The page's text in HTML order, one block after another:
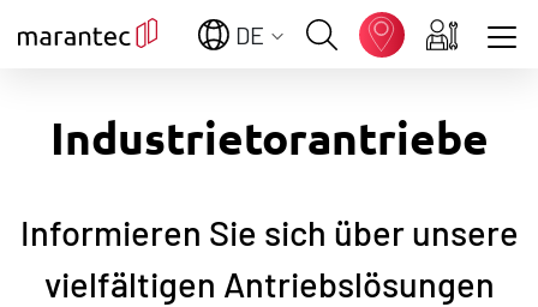
Diese Meldung nicht mehr anzeigen
DE
Industrietorantriebe
Informieren Sie sich über unsere
vielfältigen Antriebslösungen